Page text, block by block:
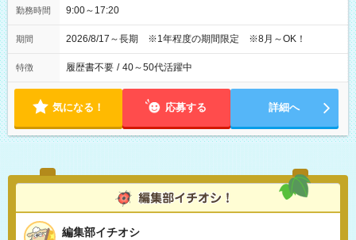
勤務時間 9:00～17:20
期間 2026/8/17～長期 ※1年程度の期間限定 ※8月～OK！
特徴 履歴書不要 / 40～50代活躍中
気になる！ 応募する 詳細へ
編集部イチオシ